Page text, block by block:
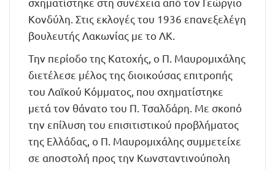
Κονδύλη. Στις εκλογές του 1936 επανεξελέγη
βουλευτής Λακωνίας με το ΛΚ.
Την περίοδο της Κατοχής, ο Π. Μαυρομιχάλης
διετέλεσε μέλος της διοικούσας επιτροπής
του Λαϊκού Κόμματος, που σχηματίστηκε
μετά τον θάνατο του Π. Τσαλδάρη. Με σκοπό
την επίλυση του επισιτιστικού προβλήματος
της Ελλάδας, ο Π. Μαυρομιχάλης συμμετείχε
σε αποστολή προς την Κωνσταντινούπολη